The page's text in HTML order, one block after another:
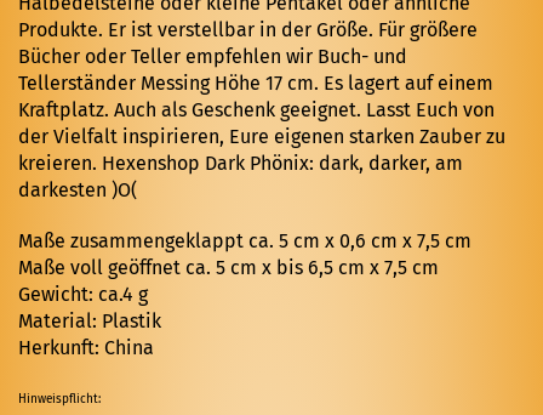
Produkte. Er ist verstellbar in der Größe. Für größere
Bücher oder Teller empfehlen wir Buch- und
Tellerständer Messing Höhe 17 cm. Es lagert auf einem
Kraftplatz. Auch als Geschenk geeignet. Lasst Euch von
der Vielfalt inspirieren, Eure eigenen starken Zauber zu
kreieren. Hexenshop Dark Phönix: dark, darker, am
darkesten )O(
Maße zusammengeklappt ca. 5 cm x 0,6 cm x 7,5 cm
Maße voll geöffnet ca. 5 cm x bis 6,5 cm x 7,5 cm
Gewicht: ca.4 g
Material: Plastik
Herkunft: China
Hinweispflicht: